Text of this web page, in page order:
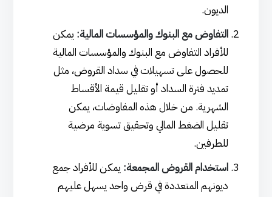
الديون.
التفاوض مع البنوك والمؤسسات المالية: يمكن
للأفراد التفاوض مع البنوك والمؤسسات المالية
للحصول على تسهيلات في سداد القروض، مثل
تمديد فترة السداد أو تقليل قيمة الأقساط
الشهرية. من خلال هذه المفاوضات، يمكن
تقليل الضغط المالي وتحقيق تسوية مرضية
للطرفين.
استخدام القروض المجمعة: يمكن للأفراد جمع
ديونهم المتعددة في قرض واحد يسهل عليهم